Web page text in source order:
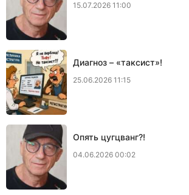
15.07.2026 11:00
Диагноз – «таксист»!
25.06.2026 11:15
Опять цугцванг?!
04.06.2026 00:02